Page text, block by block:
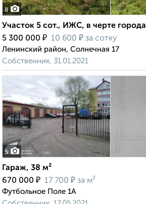
8
Участок 5 сот., ИЖС, в черте города
5 300 000 ₽ 10 600 ₽ за сотку
Ленинский район, Солнечная 17
Собственник, 31.01.2021
5
Гараж, 38 м²
670 000 ₽ 17 700 ₽ за м²
Футбольное Поле 1А